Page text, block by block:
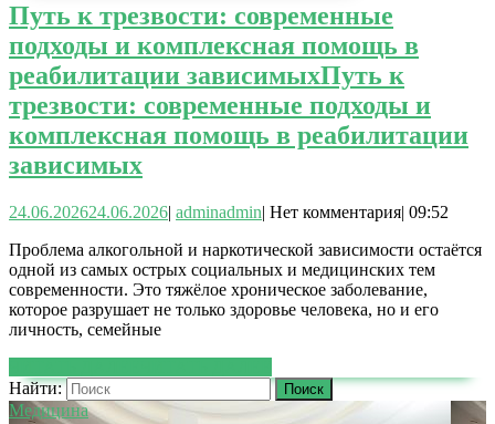
Путь к трезвости: современные
подходы и комплексная помощь в
реабилитации зависимыхПуть к
трезвости: современные подходы и
комплексная помощь в реабилитации
зависимых
24.06.202624.06.2026| adminadmin| Нет комментария| 09:52
Проблема алкогольной и наркотической зависимости остаётся
одной из самых острых социальных и медицинских тем
современности. Это тяжёлое хроническое заболевание,
которое разрушает не только здоровье человека, но и его
личность, семейные
Найти:
Медицина